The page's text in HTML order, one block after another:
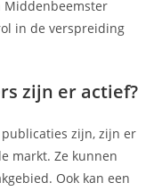
Middenbeemster
in de verspreiding
zijn er actief?
zijn, zijn er
markt. Ze kunnen
Ook kan een